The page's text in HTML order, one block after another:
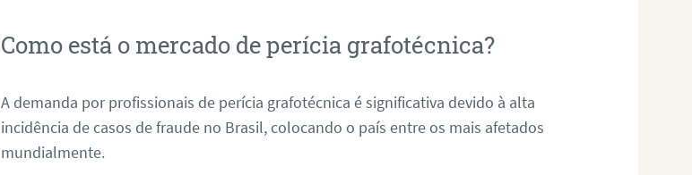
Como está o mercado de perícia grafotécnica?
A demanda por profissionais de perícia grafotécnica é significativa devido à alta
incidência de casos de fraude no Brasil, colocando o país entre os mais afetados
mundialmente.